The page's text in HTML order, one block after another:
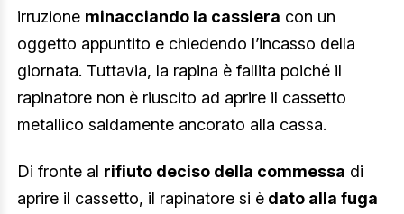
irruzione minacciando la cassiera con un
oggetto appuntito e chiedendo l’incasso della
giornata. Tuttavia, la rapina è fallita poiché il
rapinatore non è riuscito ad aprire il cassetto
metallico saldamente ancorato alla cassa.
Di fronte al rifiuto deciso della commessa di
aprire il cassetto, il rapinatore si è dato alla fuga